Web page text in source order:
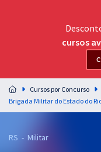
Assinatura OAB Até
Acesso ilimitado a toda
Residências
Preparação completa e
residências em saúde do
cursos
Cursos por Concurso
RS - Militar